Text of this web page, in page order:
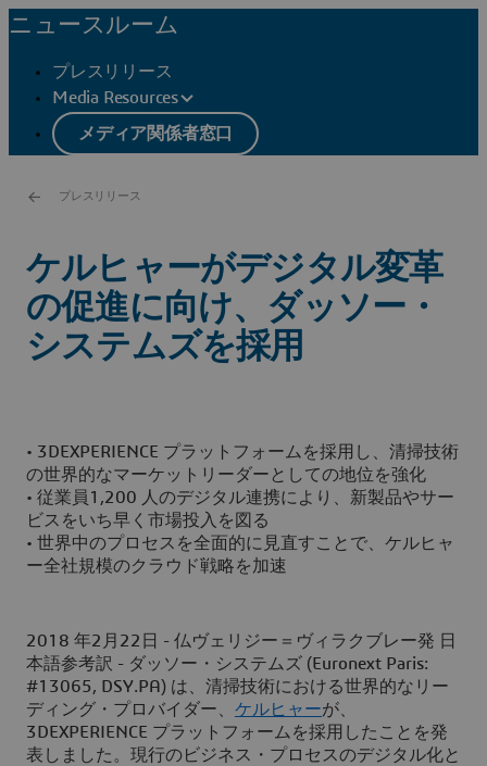
ニュースルーム
プレスリリース
Media Resources
メディア関係者窓口
プレスリリース
ケルヒャーがデジタル変革
の促進に向け、ダッソー・
システムズを採用
• 3DEXPERIENCE プラットフォームを採用し、清掃技術
の世界的なマーケットリーダーとしての地位を強化
• 従業員1,200 人のデジタル連携により、新製品やサー
ビスをいち早く市場投入を図る
• 世界中のプロセスを全面的に見直すことで、ケルヒャ
ー全社規模のクラウド戦略を加速
2018 年2月22日 - 仏ヴェリジー＝ヴィラクブレー発 日
本語参考訳 - ダッソー・システムズ (Euronext Paris:
#13065, DSY.PA) は、清掃技術における世界的なリー
ディング・プロバイダー、 ケルヒャーが、
3DEXPERIENCE プラットフォームを採用したことを発
表しました。現行のビジネス・プロセスのデジタル化と